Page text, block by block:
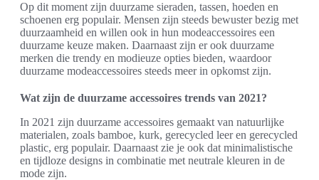
Op dit moment zijn duurzame sieraden, tassen, hoeden en
schoenen erg populair. Mensen zijn steeds bewuster bezig met
duurzaamheid en willen ook in hun modeaccessoires een
duurzame keuze maken. Daarnaast zijn er ook duurzame
merken die trendy en modieuze opties bieden, waardoor
duurzame modeaccessoires steeds meer in opkomst zijn.
Wat zijn de duurzame accessoires trends van 2021?
In 2021 zijn duurzame accessoires gemaakt van natuurlijke
materialen, zoals bamboe, kurk, gerecycled leer en gerecycled
plastic, erg populair. Daarnaast zie je ook dat minimalistische
en tijdloze designs in combinatie met neutrale kleuren in de
mode zijn.